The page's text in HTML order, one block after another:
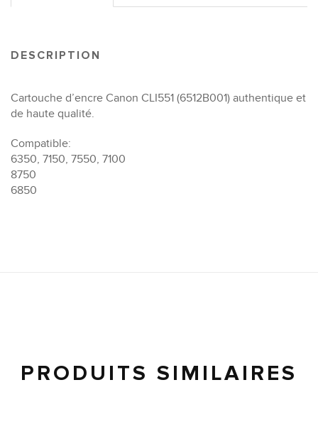
DESCRIPTION
Cartouche d’encre Canon CLI551 (6512B001) authentique et
de haute qualité.
Compatible:
6350, 7150, 7550, 7100
8750
6850
PRODUITS SIMILAIRES